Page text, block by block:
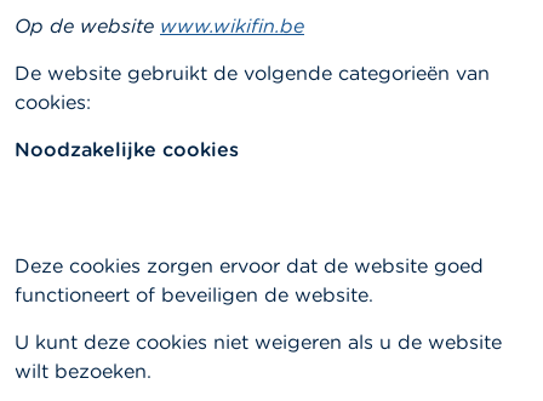
Op de website www.wikifin.be
De website gebruikt de volgende categorieën van
cookies:
Noodzakelijke cookies
Deze cookies zorgen ervoor dat de website goed
functioneert of beveiligen de website.
U kunt deze cookies niet weigeren als u de website
wilt bezoeken.